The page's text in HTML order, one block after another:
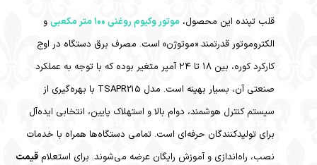
قلب تپنده این محصول، موتور وکیوم روغنی ۱۰۰ متر مکعبی
و
الکتروموتور قدرتمند «موتوژن» است. مصرف برق دستگاه در اوج
کارکرد کوره، بین ۱۸ تا ۲۴ آمپر متغیر بوده که با توجه به عملکرد
صنعتی آن، بسیار بهینه است. مدل TSAPR215 با بهره‌گیری از
سیستم کنترل هوشمند، دوام بالا و استهلاک پایین، انتخابی ایده‌آل
برای تولیدکنندگان حرفه‌ای است. تمامی دستگاه‌ها همراه با خدمات
نصب، راه‌اندازی و آموزش رایگان عرضه می‌شوند. برای استعلام قیمت